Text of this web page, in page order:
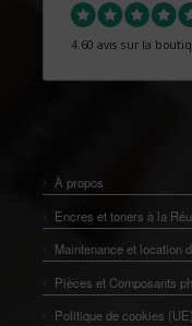
4.60 avis sur la
À propos
Encres et toners à la
Maintenance et location
Pièces et Composants
Politique de cookies (UE)